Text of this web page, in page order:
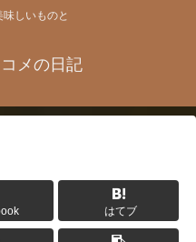
しいものと
メの日記
はてブ